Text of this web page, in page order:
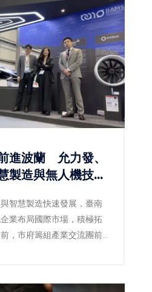
、人文底蘊與創意設計完
於嘉義的城市文化，也展
濟的新實力。
進波蘭 允力發、
製造與無人機技術
智慧製造快速發展，臺南
業布局國際市場，積極拓
，市府籌組產業交流團前
掌握歐洲市場最新發展趨